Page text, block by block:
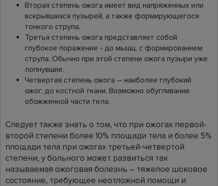
Вторая степень ожога имеет вид напряженных или
вскрывшихся пузырей, а также формирующегося
тонкого струпа.
Третья степень ожога представляет собой
глубокое поражение - до мышц, с формированием
струпа. Обычно при этой степени ожога пузыри уже
лопнувшие.
Четвертая степень ожога – наиболее глубокий
ожог, до костной ткани. Возможно обугливание
обожженной части тела.
Следует также знать о том, что при ожогах первой-
второй степени более 10% площади тела и более 5%
площади тела при ожогах третьей-четвертой
степени, у больного может развиться так
называемая ожоговая болезнь – тяжелое шоковое
состояние, требующее неотложной помощи и